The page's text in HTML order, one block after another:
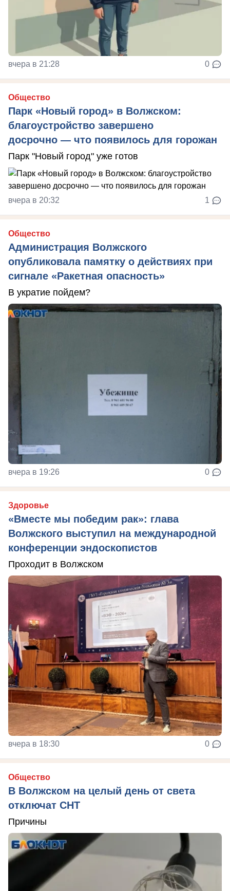
вчера в 21:28 0
Общество
Парк «Новый город» в Волжском:
благоустройство завершено
досрочно — что появилось для горожан
Парк "Новый город" уже готов
вчера в 20:32 1
Общество
Администрация Волжского
опубликовала памятку о действиях при
сигнале «Ракетная опасность»
В укратие пойдем?
вчера в 19:26 0
Здоровье
«Вместе мы победим рак»: глава
Волжского выступил на международной
конференции эндоскопистов
Проходит в Волжском
вчера в 18:30 0
Общество
В Волжском на целый день от света
отключат СНТ
Причины